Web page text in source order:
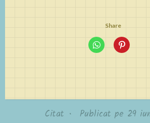
Share
Citat • Publicat pe 29